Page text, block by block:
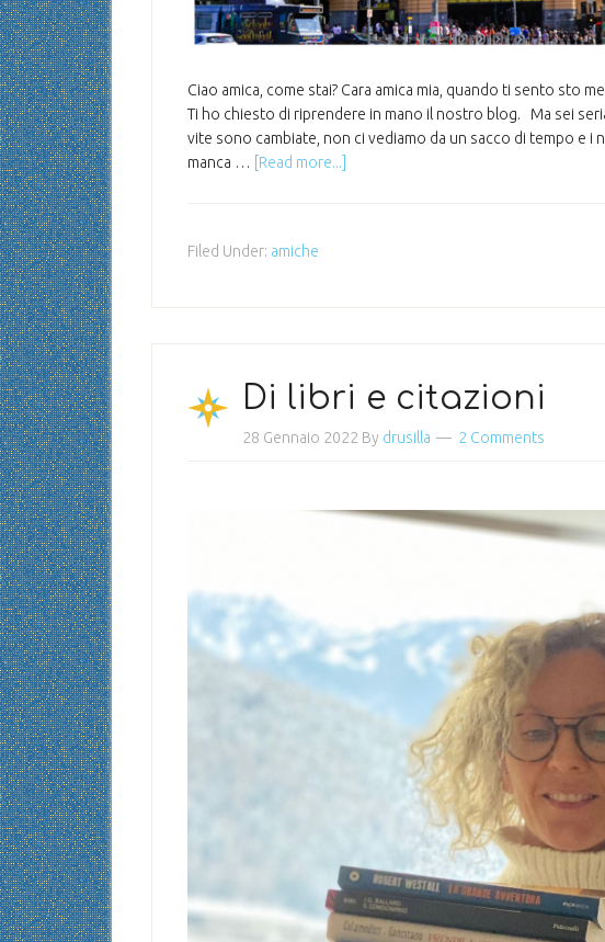
Ciao amica, come stai? Cara amica mia, quando ti sento sto
Ti ho chiesto di riprendere in mano il nostro blog. Ma sei
vite sono cambiate, non ci vediamo da un sacco di tempo e i
manca …
[Read more...]
Filed Under: amiche
Di libri e citazioni
28 Gennaio 2022 By drusilla 2 Comments